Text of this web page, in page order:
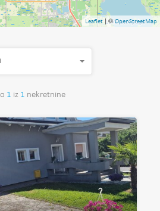
Leaflet | ©OpenStreetMap
1 iz 1 nekretnine